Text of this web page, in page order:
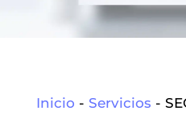
Inicio - Servicios -